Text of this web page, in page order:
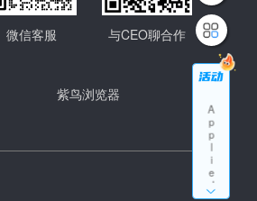
u
m
m
t
p
p
l
i
e
d
A
微信客服
与CEO聊合作
紫鸟浏览器